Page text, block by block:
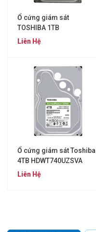
Ổ cứng giám sát
TOSHIBA 1TB
HDWV110UZSVA
Liên Hệ
Ổ cứng giám sát Toshiba
4TB HDWT740UZSVA
Liên Hệ